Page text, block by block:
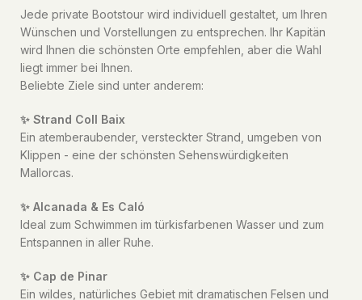
Jede private Bootstour wird individuell gestaltet, um Ihren
Wünschen und Vorstellungen zu entsprechen. Ihr Kapitän
wird Ihnen die schönsten Orte empfehlen, aber die Wahl
liegt immer bei Ihnen.
Beliebte Ziele sind unter anderem:
✨ Strand Coll Baix
Ein atemberaubender, versteckter Strand, umgeben von
Klippen - eine der schönsten Sehenswürdigkeiten
Mallorcas.
✨ Alcanada & Es Caló
Ideal zum Schwimmen im türkisfarbenen Wasser und zum
Entspannen in aller Ruhe.
✨ Cap de Pinar
Ein wildes, natürliches Gebiet mit dramatischen Felsen und